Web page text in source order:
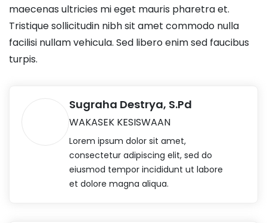
maecenas ultricies mi eget mauris pharetra et.
Tristique sollicitudin nibh sit amet commodo nulla
facilisi nullam vehicula. Sed libero enim sed faucibus
turpis.
Sugraha Destrya, S.Pd
WAKASEK KESISWAAN
Lorem ipsum dolor sit amet,
consectetur adipiscing elit, sed do
eiusmod tempor incididunt ut labore
et dolore magna aliqua.